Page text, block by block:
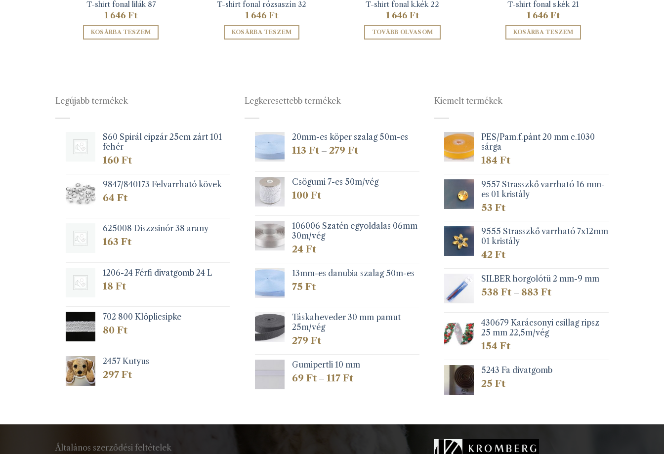
T-shirt fonal lilák 87
1 646 Ft
KOSÁRBA TESZEM
T-shirt fonal rózsaszín 32
1 646 Ft
KOSÁRBA TESZEM
T-shirt fonal k.kék 22
1 646 Ft
TOVÁBB OLVASOM
T-shirt fonal s.kék 21
1 646 Ft
KOSÁRBA TESZEM
Legújabb termékek
S60 Spirál cipzár 25cm zárt 101
fehér
160 Ft
9847/840173 Felvarrható kövek
64 Ft
625008 Diszzsinór 38 arany
163 Ft
1206-24 Férfi divatgomb 24 L
18 Ft
702 800 Klöplicsipke
80 Ft
2457 Kutyus
297 Ft
Legkeresettebb termékek
20mm-es köper szalag 50m-es
113Ft – 279FtÁrtartomány:
279 Ft
Csögumi 7-es 50m/vég
100Ft
106006 Szatén egyoldalas 06mm
30m/vég
24Ft
13mm-es danubia szalag 50m-es
75Ft
Táskaheveder 30 mm pamut
25m/vég
279Ft
Gumipertli 10 mm
69Ft – 117FtÁrtartomány:
Kiemelt termékek
PES/Pam.f.pánt 20 mm c.1030
sárga
184Ft
9557 Strasszkő varrható 16 mm-
es 01 kristály
53Ft
9555 Strasszkő varrható 7x12mm
01 kristály
42Ft
SILBER horgolótü 2 mm-9 mm
538Ft – 883FtÁrtartomány:
883 Ft
430679 Karácsonyi csillag ripsz
25 mm 22,5m/vég
154Ft
5243 Fa divatgomb
25Ft
Általános szerződési feltételek